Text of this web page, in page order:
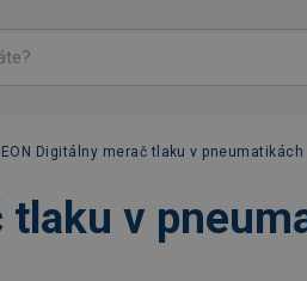
Digitálny merač tlaku v pneumatikách
tlaku v